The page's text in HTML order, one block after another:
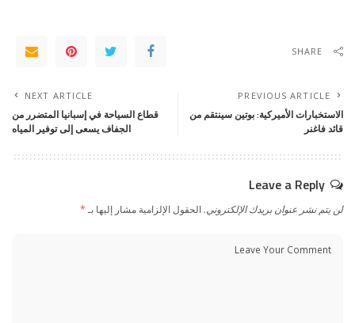
SHARE
PREVIOUS ARTICLE
الاستخبارات الأميركية: بوتين سينتقم من
قائد فاغنر
NEXT ARTICLE
قطاع السياحة في إسبانيا المتضرر من
الجفاف يسعى إلى توفير المياه
Leave a Reply
لن يتم نشر عنوان بريدك الإلكتروني.الحقول الإلزامية مشار إليها بـ*